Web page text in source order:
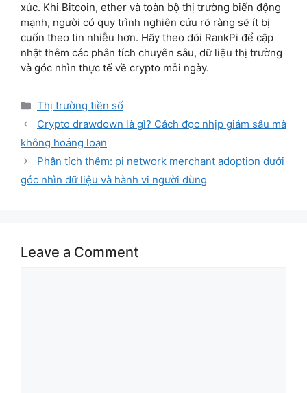
xúc. Khi Bitcoin, ether và toàn bộ thị trường biến động
mạnh, người có quy trình nghiên cứu rõ ràng sẽ ít bị
cuốn theo tin nhiễu hơn. Hãy theo dõi RankPi để cập
nhật thêm các phân tích chuyên sâu, dữ liệu thị trường
và góc nhìn thực tế về crypto mỗi ngày.
Categories
Thị trường tiền số
Crypto drawdown là gì? Cách đọc nhịp giảm sâu mà
không hoảng loạn
Phân tích thêm: pi network merchant adoption dưới
góc nhìn dữ liệu và hành vi người dùng
Leave a Comment